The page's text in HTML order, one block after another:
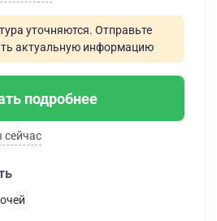
уточняются. Отправьте
актуальную информацию
подробнее
сейчас